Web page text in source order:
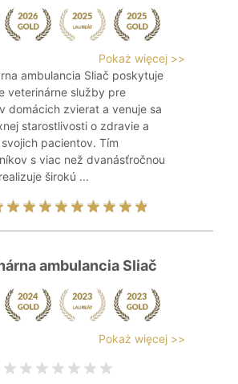
Pokaż więcej >>
ambulancia Sliač poskytuje
veterinárne služby pre
domácich zvierat a venuje sa
starostlivosti o zdravie a
pacientov. Tím
s viac než dvanásťročnou
širokú ...
ambulancia Sliač
Pokaż więcej >>